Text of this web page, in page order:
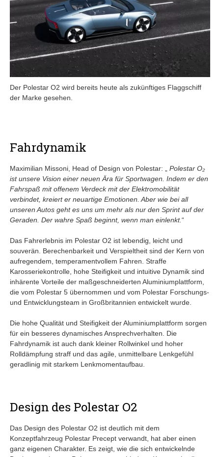
Der Polestar O2 wird bereits heute als zukünftiges Flaggschiff
der Marke gesehen.
Fahrdynamik
Maximilian Missoni, Head of Design von Polestar: „ Polestar O₂
ist unsere Vision einer neuen Ära für Sportwagen. Indem er den
Fahrspaß mit offenem Verdeck mit der Elektromobilität
verbindet, kreiert er neuartige Emotionen. Aber wie bei all
unseren Autos geht es uns um mehr als nur den Sprint auf der
Geraden. Der wahre Spaß beginnt, wenn man einlenkt.“
Das Fahrerlebnis im Polestar O2 ist lebendig, leicht und
souverän. Berechenbarkeit und Verspieltheit sind der Kern von
aufregendem, temperamentvollem Fahren. Straffe
Karosseriekontrolle, hohe Steifigkeit und intuitive Dynamik sind
inhärente Vorteile der maßgeschneiderten Aluminiumplattform,
die vom Polestar 5 übernommen und vom Polestar Forschungs-
und Entwicklungsteam in Großbritannien entwickelt wurde.
Die hohe Qualität und Steifigkeit der Aluminiumplattform sorgen
für ein besseres dynamisches Ansprechverhalten. Die
Fahrdynamik ist auch dank kleiner Rollwinkel und hoher
Rolldämpfung straff und das agile, unmittelbare Lenkgefühl
geradlinig mit starkem Lenkmomentaufbau.
Design des Polestar O2
Das Design des Polestar O2 ist deutlich mit dem
Konzeptfahrzeug Polestar Precept verwandt, hat aber einen
ganz eigenen Charakter. Es zeigt, wie die sich entwickelnde